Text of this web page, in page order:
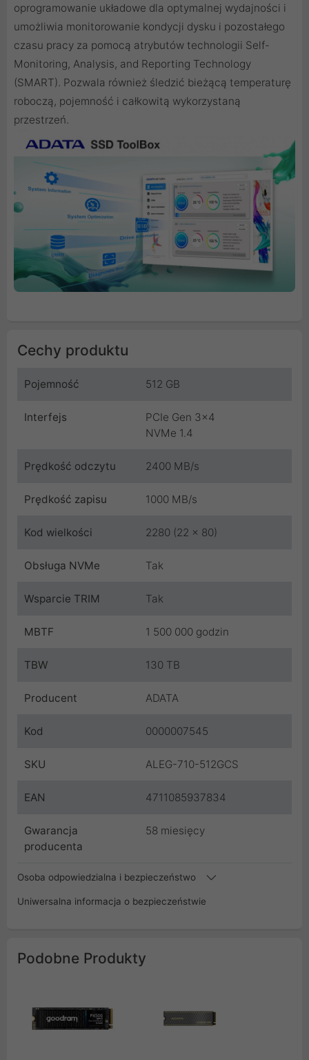
oprogramowanie układowe dla optymalnej wydajności i
umożliwia monitorowanie kondycji dysku i pozostałego
czasu pracy za pomocą atrybutów technologii Self-
Monitoring, Analysis, and Reporting Technology
(SMART). Pozwala również śledzić bieżącą temperaturę
roboczą, pojemność i całkowitą wykorzystaną
przestrzeń.
Cechy produktu
Pojemność 512 GB
Interfejs
PCIe Gen 3x4
NVMe 1.4
Prędkość odczytu 2400 MB/s
Prędkość zapisu 1000 MB/s
Kod wielkości 2280 (22 x 80)
Obsługa NVMe Tak
Wsparcie TRIM Tak
MBTF 1 500 000 godzin
TBW 130 TB
Producent ADATA
Kod 0000007545
SKU ALEG-710-512GCS
EAN 4711085937834
Gwarancja
producenta
58 miesięcy
Osoba odpowiedzialna i bezpieczeństwo
Uniwersalna informacja o bezpieczeństwie
Podobne Produkty